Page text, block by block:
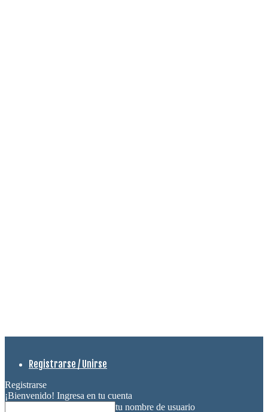
Registrarse / Unirse
Registrarse
¡Bienvenido! Ingresa en tu cuenta
tu nombre de usuario